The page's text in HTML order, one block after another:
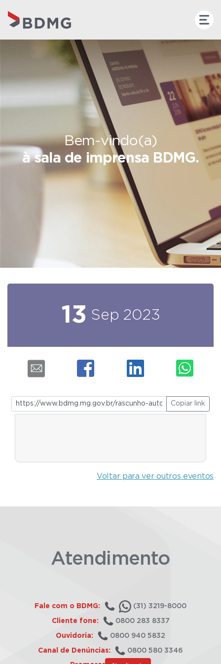
Bem-vindo(a)
à sala de imprensa BDMG.
13 Sep 2023
Copiar link
Voltar para ver outros eventos
Atendimento
Fale com o BDMG: (31) 3219-8000
Cliente fone: 0800 283 8337
Ouvidoria: 0800 940 5832
Canal de Denúncias: 0800 580 3346